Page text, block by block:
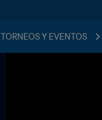
TORNEOS Y EVENTOS